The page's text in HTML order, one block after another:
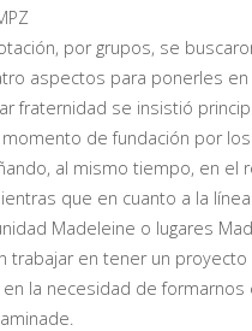
por grupos, se
aspectos para ponerles en
fraternidad se insistió
de fundación por
al mismo tiempo, en el
que en cuanto a la
Madeleine o lugares
trabajar en tener un
en la necesidad de formarnos